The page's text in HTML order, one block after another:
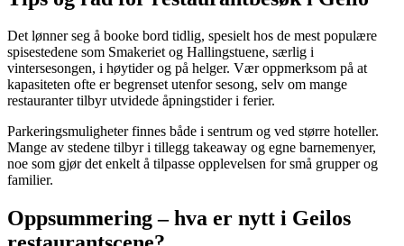
Det lønner seg å booke bord tidlig, spesielt hos de mest populære
spisestedene som Smakeriet og Hallingstuene, særlig i
vintersesongen, i høytider og på helger. Vær oppmerksom på at
kapasiteten ofte er begrenset utenfor sesong, selv om mange
restauranter tilbyr utvidede åpningstider i ferier.
Parkeringsmuligheter finnes både i sentrum og ved større hoteller.
Mange av stedene tilbyr i tillegg takeaway og egne barnemenyer,
noe som gjør det enkelt å tilpasse opplevelsen for små grupper og
familier.
Oppsummering – hva er nytt i Geilos